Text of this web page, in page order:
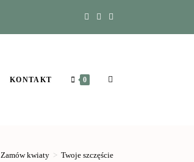
KONTAKT 0
Zamów kwiaty > Twoje szczęście